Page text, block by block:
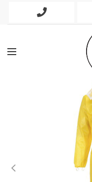
Phone